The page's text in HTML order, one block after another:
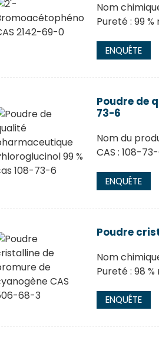
Nom
Pureté : 99
ENQUÊTE
Poudre de
73-6
Nom du
CAS : 108-
ENQUÊTE
Poudre
Nom
Pureté : 98
ENQUÊTE